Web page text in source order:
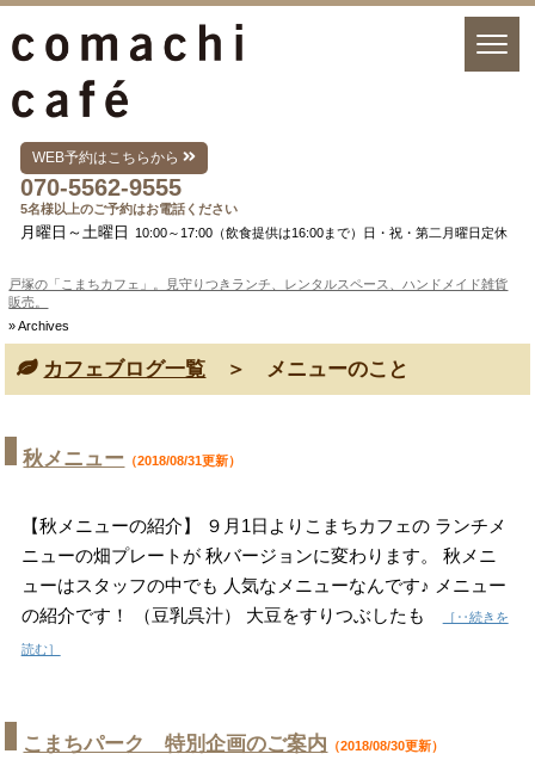
WEB予約はこちらから
070-5562-9555
5名様以上のご予約はお電話ください
月曜日～土曜日 10:00～17:00（飲食提供は16:00まで）日・祝・第二月曜日定休
戸塚の「こまちカフェ」。見守りつきランチ、レンタルスペース、ハンドメイド雑貨
販売。
» Archives
カフェブログ一覧 ＞ メニューのこと
秋メニュー （2018/08/31更新）
【秋メニューの紹介】 ９月1日よりこまちカフェの ランチメ
ニューの畑プレートが 秋バージョンに変わります。 秋メニ
ューはスタッフの中でも 人気なメニューなんです♪ メニュー
の紹介です！ （豆乳呉汁） 大豆をすりつぶしたも
［‥続きを
読む］
こまちパーク 特別企画のご案内 （2018/08/30更新）